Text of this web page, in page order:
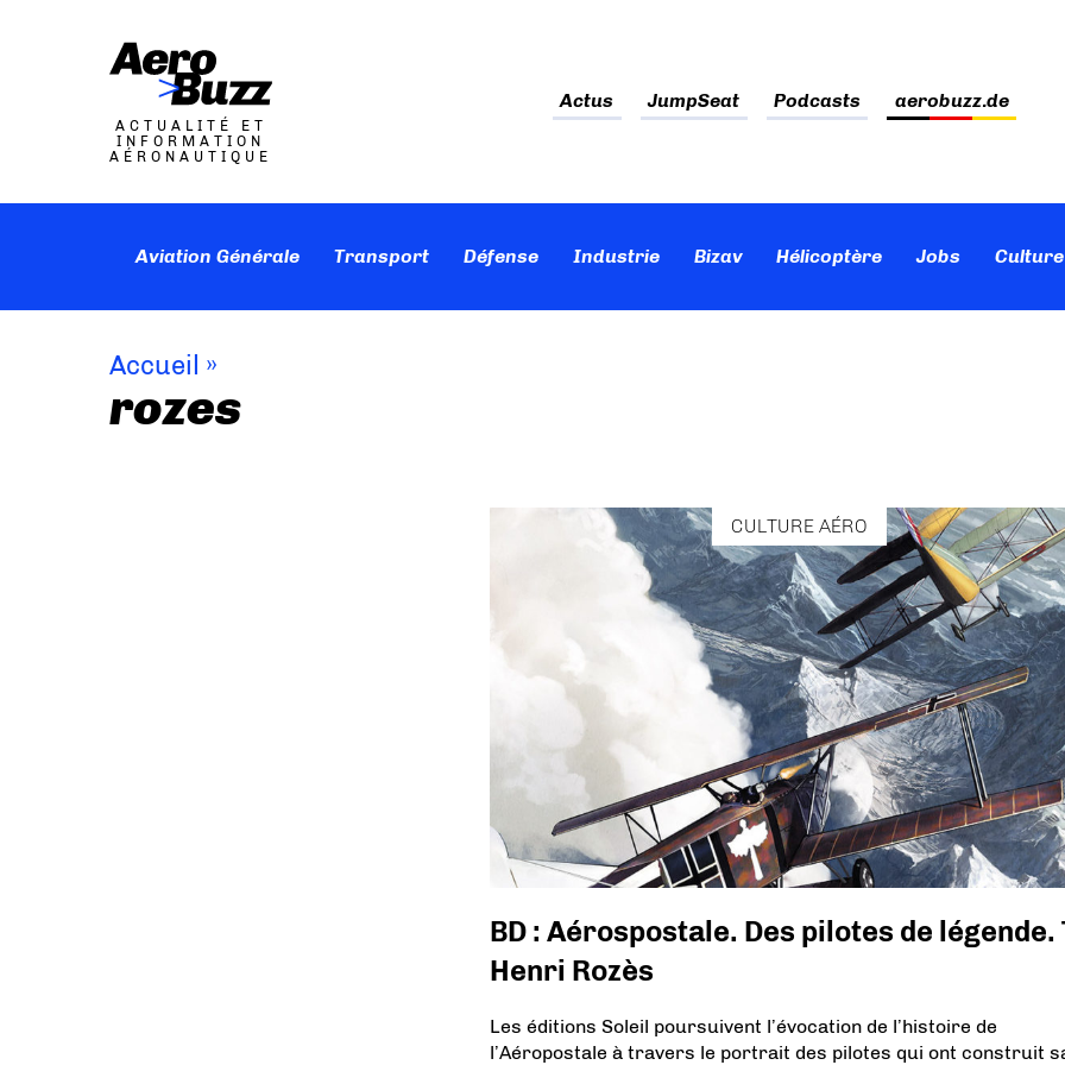
ACTUALITÉ ET
INFORMATION
AÉRONAUTIQUE
Actus JumpSeat Podcasts aerobuzz.de
Aviation Générale Transport Défense Industrie Bizav Hélicoptère Jobs
Accueil »
rozes
CULTURE AÉRO
BD : Aérospostale. Des pilotes de légende.
Henri Rozès
Les éditions Soleil poursuivent l’évocation de l’histoire de
l’Aéropostale à travers le portrait des pilotes qui ont construit